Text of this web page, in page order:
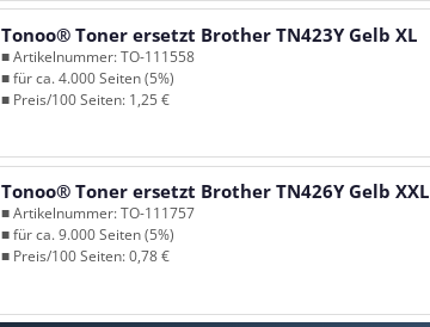
Tonoo® Toner ersetzt Brother TN423Y Gelb XL
■ Artikelnummer: TO-111558
■ für ca. 4.000 Seiten (5%)
■ Preis/100 Seiten: 1,25 €
Tonoo® Toner ersetzt Brother TN426Y Gelb XXL
■ Artikelnummer: TO-111757
■ für ca. 9.000 Seiten (5%)
■ Preis/100 Seiten: 0,78 €